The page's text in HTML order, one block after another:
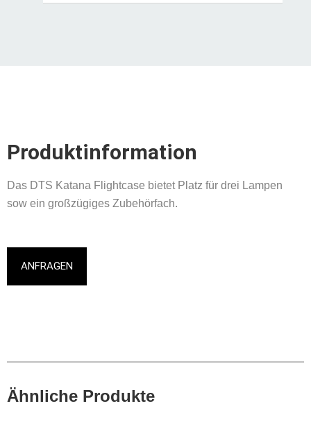
Produktinformation
Das DTS Katana Flightcase bietet Platz für drei Lampen
sow ein großzügiges Zubehörfach.
ANFRAGEN
Ähnliche Produkte